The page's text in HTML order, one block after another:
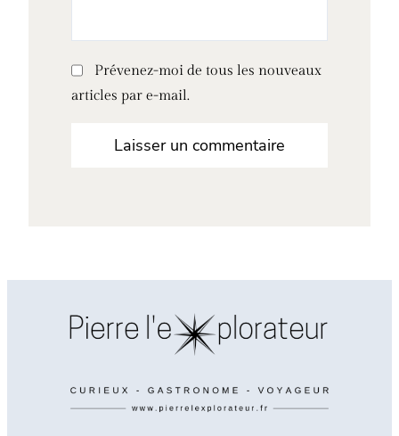
Prévenez-moi de tous les nouveaux
articles par e-mail.